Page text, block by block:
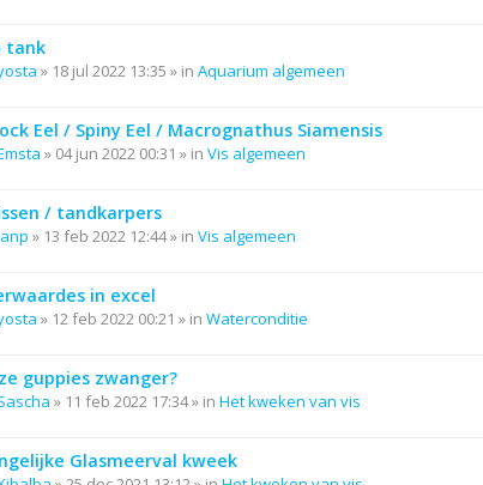
tank
» 18 jul 2022 13:35 » in Aquarium algemeen
Eel / Spiny Eel / Macrognathus Siamensis
» 04 jun 2022 00:31 » in Vis algemeen
/ tandkarpers
» 13 feb 2022 12:44» in Vis algemeen
in excel
» 12 feb 2022 00:21 » in Waterconditie
guppies zwanger?
» 11 feb 2022 17:34» in Het kweken van vis
Glasmeerval kweek